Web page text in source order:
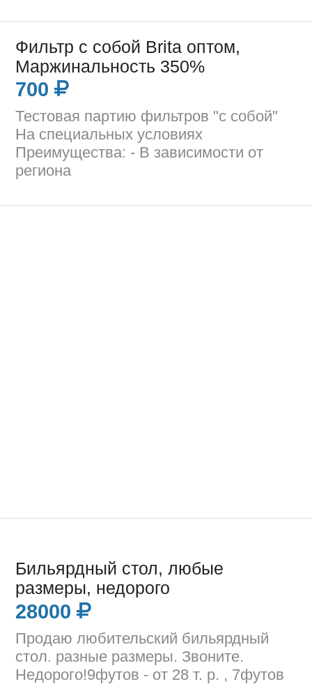
Фильтр с собой Brita оптом,
Маржинальность 350%
700
Тестовая партию фильтров "с собой"
На специальных условиях
Преимущества: - В зависимости от
региона
Бильярдный стол, любые
размеры, недорого
28000
Продаю любительский бильярдный
стол. разные размеры. Звоните.
Недорого!9футов - от 28 т. р. , 7футов